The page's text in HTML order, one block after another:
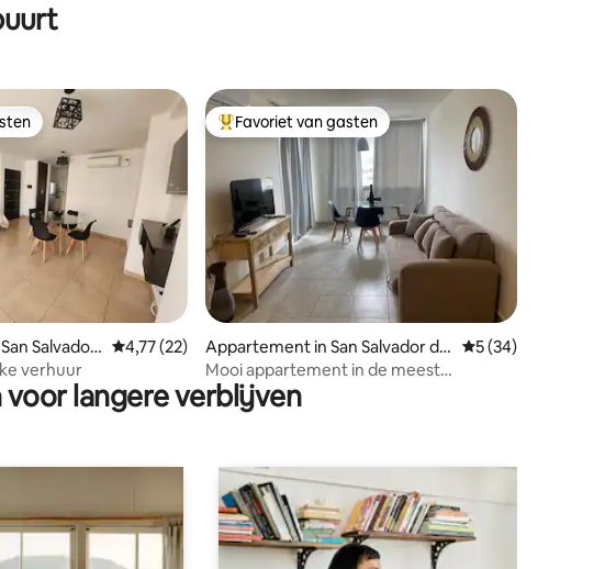
op 5, 34 recensies
Salvador
Gemiddelde beoordeling van 4,77 op 5, 22 recensies
4,77 (22)
verhuur
Topfavoriet van gasten
Favoriet van gasten
Appartement in San Salvador de
Jujuy
Gemiddelde
5 (34)
Mooi appartement in de meest
exclusieve wijk van Jujuy
langere verblijven